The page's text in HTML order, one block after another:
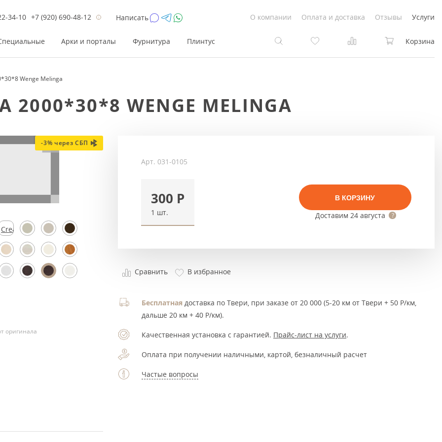
34-10 +7 (920) 690-48-12 Написать О компании Оплата и доставка Отзывы Услуги
до 26 200 Р
от 42 000Р
Белые
до 17 800 Р
от 33 300Р
под покраску
Арки и порталы Фурнитура Плинтус Корзина
Wenge Melinga
WENGE MELINGA
-3% через СБП
Cream
Silk
оригинала
Арт.031-0105
300 Р
1 шт.
В КОРЗИНУ
Доставим24 августа
Сравнить В избранное
Бесплатная доставка по Твери, при заказе от 20 000 (5-20 км от Твери + 50 Р/км,
дальше 20 км + 40 Р/км).
Качественная установка с гарантией. Прайс-лист на услуги.
Оплата при получении наличными, картой, безналичный расчет
Частые вопросы